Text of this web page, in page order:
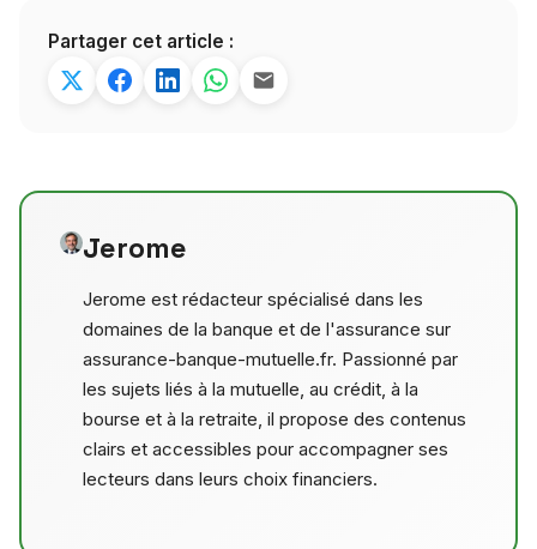
Partager cet article :
Jerome
Jerome est rédacteur spécialisé dans les
domaines de la banque et de l'assurance sur
assurance-banque-mutuelle.fr. Passionné par
les sujets liés à la mutuelle, au crédit, à la
bourse et à la retraite, il propose des contenus
clairs et accessibles pour accompagner ses
lecteurs dans leurs choix financiers.